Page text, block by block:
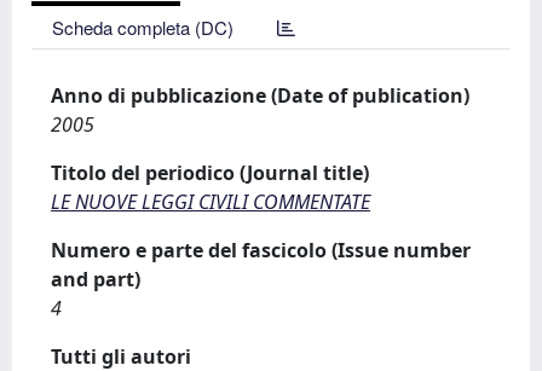
Scheda completa (DC)
Anno di pubblicazione (Date of publication)
2005
Titolo del periodico (Journal title)
LE NUOVE LEGGI CIVILI COMMENTATE
Numero e parte del fascicolo (Issue number
and part)
4
Tutti gli autori